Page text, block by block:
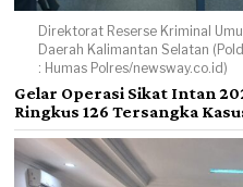
Direktorat Reserse Kriminal
Daerah Kalimantan Selatan
: Humas Polres/newsway.co.id)
Gelar Operasi Sikat Intan
Ringkus 126 Tersangka